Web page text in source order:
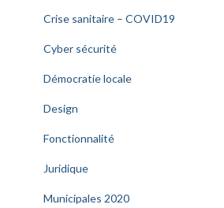
Crise sanitaire – COVID19
Cyber sécurité
Démocratie locale
Design
Fonctionnalité
Juridique
Municipales 2020